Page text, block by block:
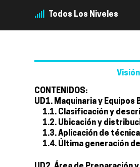
Todos Los Niveles
CONTENIDOS:
UD1. Maquinaria y
1.1. Clasificación y
1.2. Ubicación y
1.3. Aplicación de
1.4. Última generación